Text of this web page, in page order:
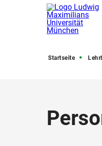
Startseite